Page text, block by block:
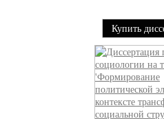
Купить